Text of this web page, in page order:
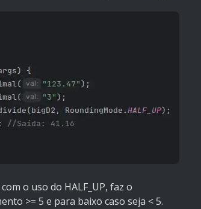
o uso do HALF_UP, faz o
>= 5 e para baixo caso seja < 5.